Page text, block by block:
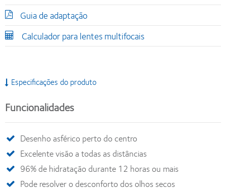
Guia de adaptação
Calculador para lentes multifocais
Especificações do produto
Funcionalidades
Desenho asférico perto do centro
Excelente visão a todas as distâncias
96% de hidratação durante 12 horas ou mais
Pode resolver o desconforto dos olhos secos